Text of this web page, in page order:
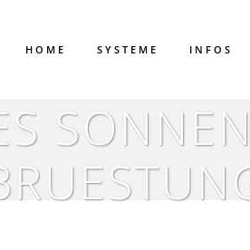
HOME SYSTEME INFOS